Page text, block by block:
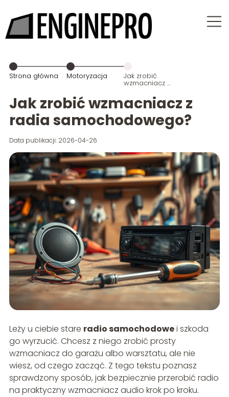
Strona główna Motoryzacja Jak zrobić
wzmacniacz z
samochodowego?
Jak zrobić wzmacniacz z
radia samochodowego?
Data publikacji: 2026-04-26
Leży u ciebie stare radio samochodowei szkoda
go wyrzucić. Chcesz z niego zrobić prosty
wzmacniacz do garażu albo warsztatu, ale nie
wiesz, od czego zacząć. Z tego tekstu poznasz
sprawdzony sposób, jak bezpiecznie przerobić radio
na praktyczny wzmacniacz audio krok po kroku.